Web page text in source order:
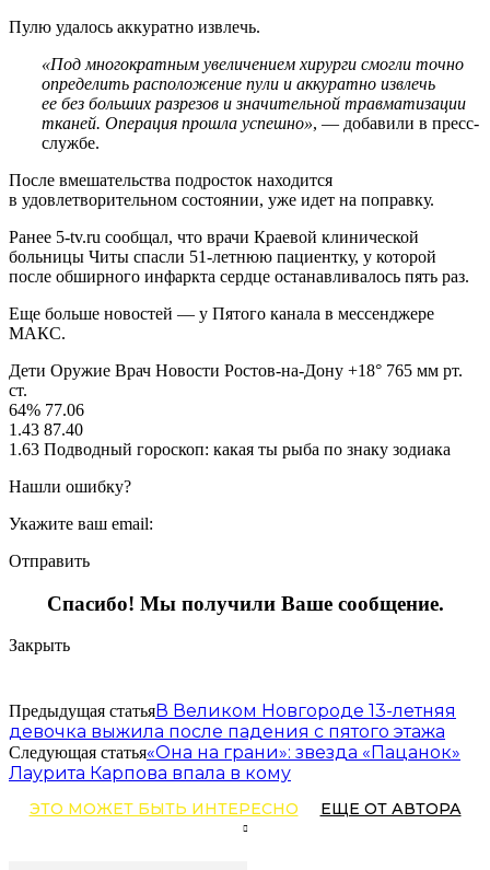
Пулю удалось аккуратно извлечь.
«Под многократным увеличением хирурги смогли точно
определить расположение пули и аккуратно извлечь
ее без больших разрезов и значительной травматизации
тканей. Операция прошла успешно», — добавили в пресс-
службе.
После вмешательства подросток находится
в удовлетворительном состоянии, уже идет на поправку.
Ранее 5-tv.ru сообщал, что врачи Краевой клинической
больницы Читы спасли 51-летнюю пациентку, у которой
после обширного инфаркта сердце останавливалось пять раз.
Еще больше новостей — у Пятого канала в мессенджере
МАКС.
Дети Оружие Врач Новости Ростов-на-Дону +18° 765 мм рт.
ст.
64% 77.06
1.43 87.40
1.63 Подводный гороскоп: какая ты рыба по знаку зодиака
Нашли ошибку?
Укажите ваш email:
Отправить
Спасибо! Мы получили Ваше сообщение.
Закрыть
Предыдущая статьяВ Великом Новгороде 13-летняя
девочка выжила после падения с пятого этажа
Следующая статья«Она на грани»: звезда «Пацанок»
Лаурита Карпова впала в кому
ЭТО МОЖЕТ БЫТЬ ИНТЕРЕСНО ЕЩЕ ОТ АВТОРА